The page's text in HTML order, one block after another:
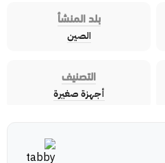
بلد المنشأ
الصين
التصنيف
أجهزة صغيرة